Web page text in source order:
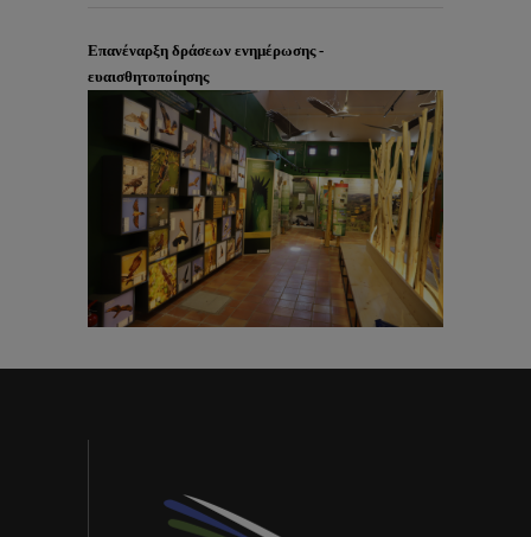
Επανέναρξη δράσεων ενημέρωσης -
ευαισθητοποίησης